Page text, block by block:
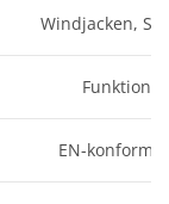
Windjacken,
EN-